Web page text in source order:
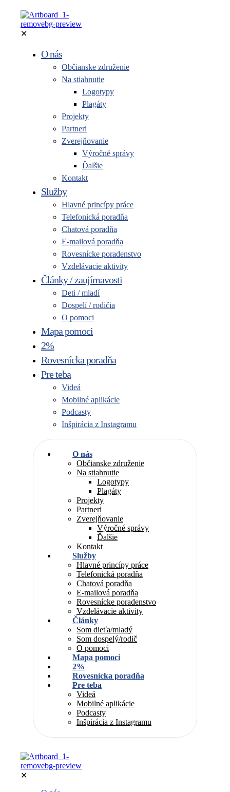
✕
O nás
Občianske združenie
Na stiahnutie
Logotypy
Plagáty
Projekty
Partneri
Zverejňovanie
Výročné správy
Ďalšie
Kontakt
Služby
Hlavné princípy práce
Telefonická poradňa
Chatová poradňa
E-mailová poradňa
Rovesnícke poradenstvo
Vzdelávacie aktivity
Články / zaujímavosti
Deti / mladí
Dospelí / rodičia
O pomoci
Mapa pomoci
2%
Rovesnícka poradňa
Pre teba
Videá
Mobilné aplikácie
Podcasty
Inšpirácia z Instagramu
O nás
Občianske združenie
Na stiahnutie
Logotypy
Plagáty
Projekty
Partneri
Zverejňovanie
Výročné správy
Ďalšie
Kontakt
Služby
Hlavné princípy práce
Telefonická poradňa
Chatová poradňa
E-mailová poradňa
Rovesnícke poradenstvo
Vzdelávacie aktivity
Články
Som dieťa/mladý
Som dospelý/rodič
O pomoci
Mapa pomoci
2%
Rovesnícka poradňa
Pre teba
Videá
Mobilné aplikácie
Podcasty
Inšpirácia z Instagramu
✕